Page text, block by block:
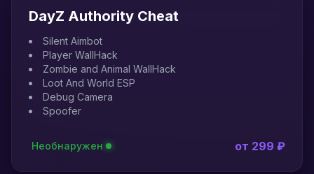
DayZ Authority Cheat
Silent Aimbot
Player WallHack
Zombie and Animal WallHack
Loot And World ESP
Debug Camera
Spoofer
Необнаружен от 299 ₽